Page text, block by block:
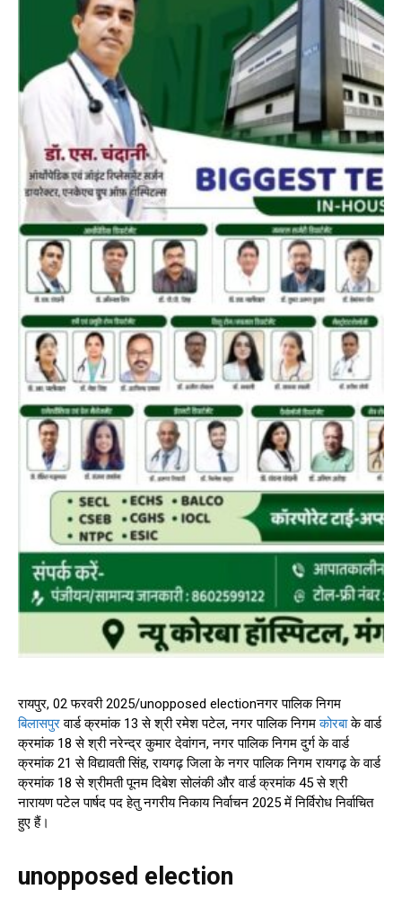
रायपुर, 02 फरवरी 2025/unopposed electionनगर पालिक निगम
बिलासपुरवार्ड क्रमांक 13 से श्री रमेश पटेल, नगर पालिक निगमकोरबाके वार्ड
क्रमांक 18 से श्री नरेन्द्र कुमार देवांगन, नगर पालिक निगम दुर्ग के वार्ड
क्रमांक 21 से विद्यावती सिंह, रायगढ़ जिला के नगर पालिक निगम रायगढ़ के वार्ड
क्रमांक 18 से श्रीमती पूनम दिबेश सोलंकी और वार्ड क्रमांक 45 से श्री
नारायण पटेल पार्षद पद हेतु नगरीय निकाय निर्वाचन 2025 में निर्विरोध निर्वाचित
हुए हैं।
unopposed election